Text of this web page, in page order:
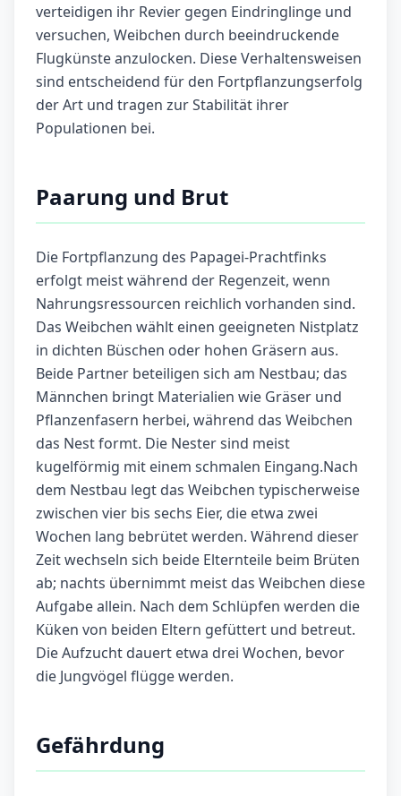
verteidigen ihr Revier gegen Eindringlinge und
versuchen, Weibchen durch beeindruckende
Flugkünste anzulocken. Diese Verhaltensweisen
sind entscheidend für den Fortpflanzungserfolg
der Art und tragen zur Stabilität ihrer
Populationen bei.
Paarung und Brut
Die Fortpflanzung des Papagei-Prachtfinks
erfolgt meist während der Regenzeit, wenn
Nahrungsressourcen reichlich vorhanden sind.
Das Weibchen wählt einen geeigneten Nistplatz
in dichten Büschen oder hohen Gräsern aus.
Beide Partner beteiligen sich am Nestbau; das
Männchen bringt Materialien wie Gräser und
Pflanzenfasern herbei, während das Weibchen
das Nest formt. Die Nester sind meist
kugelförmig mit einem schmalen Eingang.Nach
dem Nestbau legt das Weibchen typischerweise
zwischen vier bis sechs Eier, die etwa zwei
Wochen lang bebrütet werden. Während dieser
Zeit wechseln sich beide Elternteile beim Brüten
ab; nachts übernimmt meist das Weibchen diese
Aufgabe allein. Nach dem Schlüpfen werden die
Küken von beiden Eltern gefüttert und betreut.
Die Aufzucht dauert etwa drei Wochen, bevor
die Jungvögel flügge werden.
Gefährdung